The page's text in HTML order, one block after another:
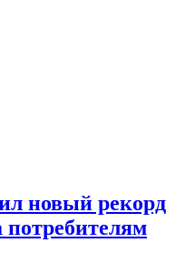
новый рекорд
потребителям